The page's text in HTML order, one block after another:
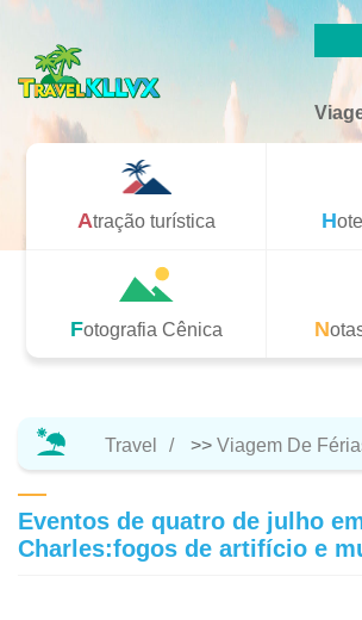
Atração turística
Fotografia Cênica
Travel >> Viagem De
Eventos de quatro de julho
Charles:fogos de artifício e